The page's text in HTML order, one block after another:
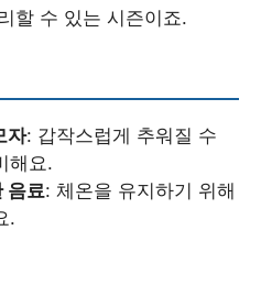
할 수 있는 시즌이죠.
자: 갑작스럽게 추워질 수
해요.
음료: 체온을 유지하기 위해
.